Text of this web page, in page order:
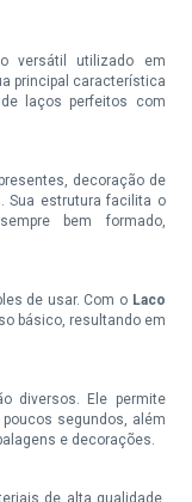
versátil utilizado em
principal característica
laços perfeitos com
decoração de
Sua estrutura facilita o
bem formado,
de usar. Com o Laco
básico, resultando em
diversos. Ele permite
segundos, além
e decorações.
de alta qualidade,